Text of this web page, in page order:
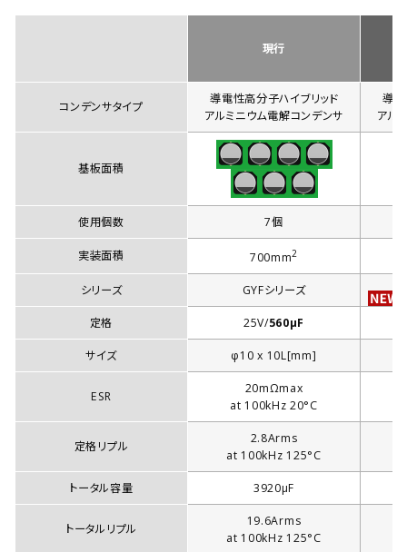
現行
コンデンサタイプ
導電性高分子ハイブリッド
アルミニウム電解コンデンサ
導電
アル
基板面積
使用個数 7個
実装面積 700mm2
シリーズ GYFシリーズ
定格 25V/560µF
サイズ φ10 x 10L[mm]
ESR
20mΩmax
at 100kHz 20°C
定格リプル
2.8Arms
at 100kHz 125°C
トータル容量 3920µF
トータルリプル
19.6Arms
at 100kHz 125°C